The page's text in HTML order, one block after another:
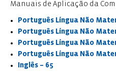
Manuais de Aplicação da
Português Língua Não
Português Língua Não
Português Língua Não
Português Língua Não
Inglês – 65